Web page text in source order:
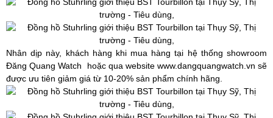
Nhân dịp này, khách hàng khi mua hàng tại hệ thống showroom
Đăng Quang Watch hoặc qua website www.dangquangwatch.vn sẽ
được ưu tiên giảm giá từ 10-20% sản phẩm chính hãng.